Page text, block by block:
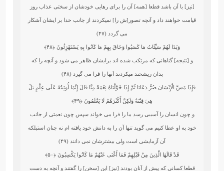
[نيز] با آن باشد قطعا [همه] آن را براى رهايى خودشان از سختى عذاب روز
قيامت‏ خواهند داد و آنچه تصور[ش را] نمیکردند از جانب خدا بر ايشان آشكار
مى‏ گردد (۴۷)
وَبَدَا لَهُمْ سَيِّئَاتُ مَا كَسَبُوا وَحَاقَ بِهِمْ مَا كَانُوا بِهِ يَسْتَهْزِئُونَ ﴿۴۸﴾
و [نتيجه] گناهانى كه مرتكب شده‏ اند برايشان ظاهر مى ‏شود و آنچه را كه
بدان ريشخند میکردند آنها را فرا مى‏ گيرد (۴۸)
فَإِذَا مَسَّ الْإِنْسَانَ ضُرٌّ دَعَانَا ثُمَّ إِذَا خَوَّلْنَاهُ نِعْمَةً مِنَّا قَالَ إِنَّمَا أُوتِيتُهُ عَلَى عِلْمٍ بَلْ
هِيَ فِتْنَةٌ وَلَكِنَّ أَكْثَرَهُمْ لَا يَعْلَمُونَ ﴿۴۹﴾
و چون انسان را آسيبى رسد ما را فرا مى‏ خواند سپس چون نعمتى از جانب
خود به او عطا كنيم مى‏ گويد تنها آن را به دانش خود يافته‏ ام نه چنان است‏بلكه
آن آزمايشى است ولى بيشترشان نمى‏ دانند (۴۹)
قَدْ قَالَهَا الَّذِينَ مِنْ قَبْلِهِمْ فَمَا أَغْنَى عَنْهُمْ مَا كَانُوا يَكْسِبُونَ ﴿۵۰﴾
قطعا كسانى كه پيش از آنان بودند [نيز] اين [سخن] را گفتند و آنچه به دست